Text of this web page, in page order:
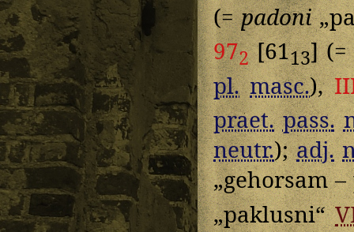
(=padoni
972[6113]
pl. masc.),
praet. pass.
neutr.);adj.
„gehorsam
„paklusni“